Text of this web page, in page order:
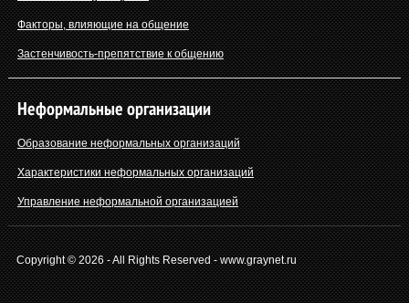
Факторы, влияющие на общение
Застенчивость-препятствие к общению
Неформальные организации
Образование неформальных организаций
Характеристики неформальных организаций
Управление неформальной организацией
Copyright © 2026 - All Rights Reserved - www.graynet.ru